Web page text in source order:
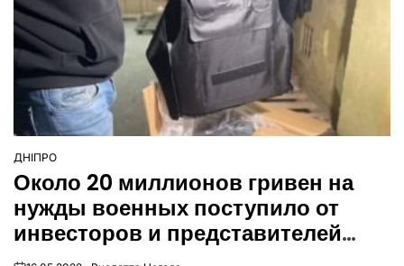
ОПУБЛІКУВАТИ
У
ДНІПРО
Около 20 миллионов гривен на
нужды военных поступило от
инвесторов и представителей
бизнеса в БО «БФ «Фонд обороны